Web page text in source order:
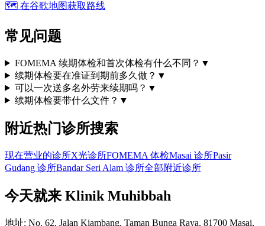
🗺️ 在谷歌地图获取路线
常见问题
FOMEMA 续期体检和首次体检有什么不同？ ▼
续期体检要在准证到期前多久做？ ▼
可以一次送多名外劳来续期吗？ ▼
续期体检要带什么文件？ ▼
附近热门诊所搜索
现在营业的诊所X光诊所FOMEMA 体检Masai 诊所Pasir
Gudang 诊所Bandar Seri Alam 诊所全部附近诊所
今天就来 Klinik Muhibbah
地址: No. 62, Jalan Kiambang, Taman Bunga Raya, 81700 Masai,